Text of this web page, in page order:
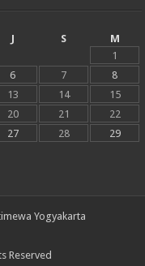
J S
M
1
6 7
8
13 14
15
20 21
22
27 28
29
Yogyakarta
Reserved